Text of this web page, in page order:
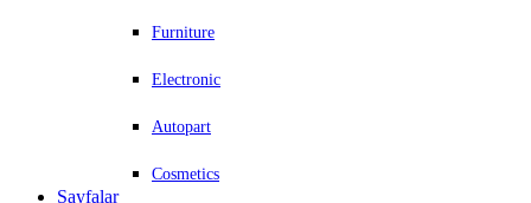
Furniture
Electronic
Autopart
Cosmetics
Sayfalar